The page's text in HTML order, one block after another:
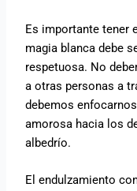
Es importante tener
magia blanca debe
respetuosa. No
a otras personas a
debemos
amorosa hacia los
albedrío.
El endulzamiento